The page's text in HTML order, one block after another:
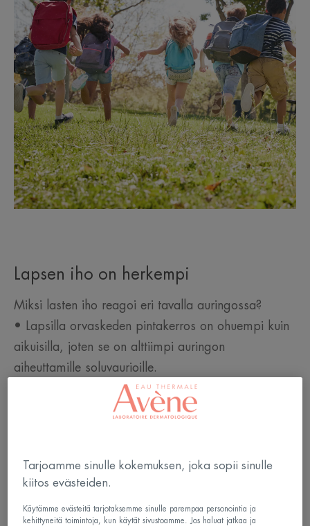
Lapsen iho on herkempi
Miksi lasten iho reagoi eri tavalla auringossa?
• Lapsilla orvaskeden pintakerros on ohuempi kuin
aikuisilla, joten se on alttiimpi auringon
aiheuttamille soluvaurioille.
• Lapset kasvavat edelleen. Heidän kehonsa ei ole
vielä kehittänyt vastustuskykyä auringonvaloa
• Heidän ihonsa reagoi hyvin herkästi tuotteisiin.
aurinkosuojaa.
Tarjoamme sinulle kokemuksen, joka sopii sinulle
kiitos evästeiden.
Käytämme evästeitä tarjotaksemme sinulle parempaa personointia ja
kehittyneitä toimintoja, kun käytät sivustoamme. Jos haluat jatkaa ja